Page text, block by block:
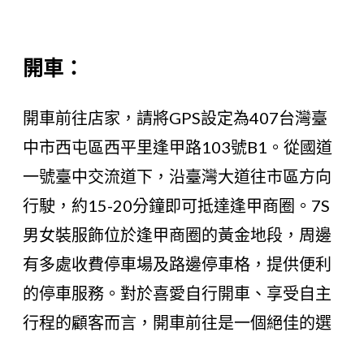
開車：
開車前往店家，請將GPS設定為407台灣臺
中市西屯區西平里逢甲路103號B1。從國道
一號臺中交流道下，沿臺灣大道往市區方向
行駛，約15-20分鐘即可抵達逢甲商圈。7S
男女裝服飾位於逢甲商圈的黃金地段，周邊
有多處收費停車場及路邊停車格，提供便利
的停車服務。對於喜愛自行開車、享受自主
行程的顧客而言，開車前往是一個絕佳的選